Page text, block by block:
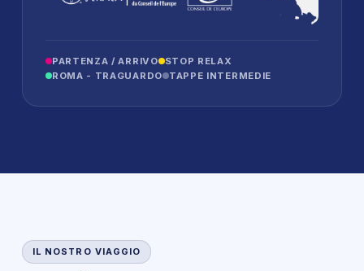
PARTENZA / ARRIVO
STOP RELAX
ROMA - TRAGUARDO
TAPPE INTERMEDIE
IL NOSTRO VIAGGIO